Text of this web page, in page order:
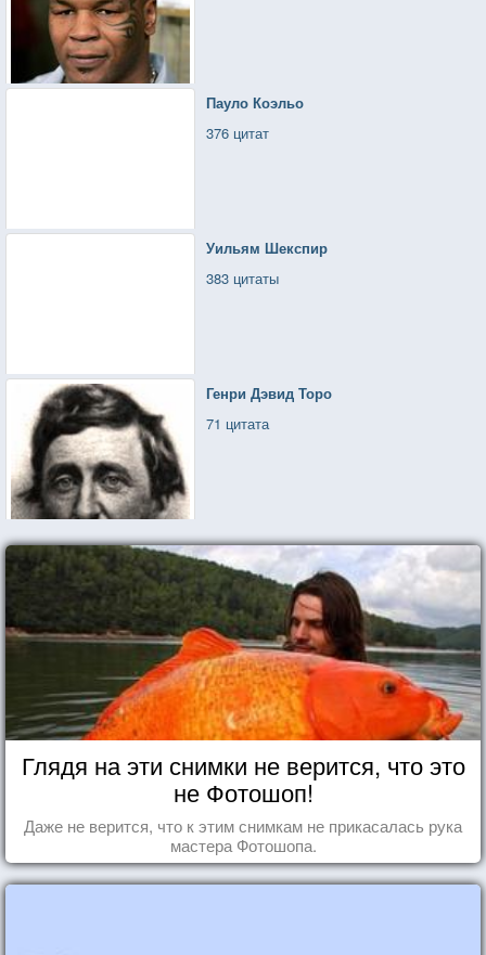
Пауло Коэльо
376 цитат
Уильям Шекспир
383 цитаты
Генри Дэвид Торо
71 цитата
Глядя на эти снимки не верится, что это
не Фотошоп!
Даже не верится, что к этим снимкам не прикасалась рука
мастера Фотошопа.